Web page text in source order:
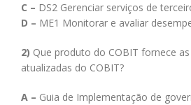
C – DS2 Gerenciar serviços de
D – ME1 Monitorar e avaliar
2) Que produto do COBIT fornece
atualizadas do COBIT?
A – Guia de Implementação de